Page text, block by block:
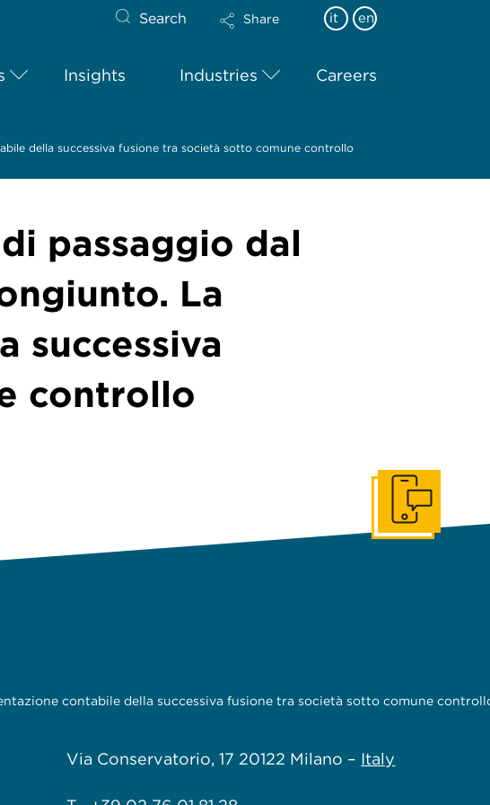
Search Share it en
Insights Industries Careers
della successiva fusione tra società sotto comune controllo
passaggio dal
La
successiva
controllo
contabile della successiva fusione tra società sotto comune
Via Conservatorio, 17 20122 Milano – Italy
Get In Touch